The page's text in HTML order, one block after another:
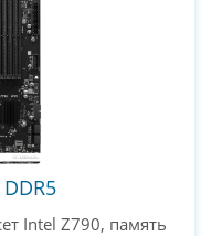
Intel Z790, память